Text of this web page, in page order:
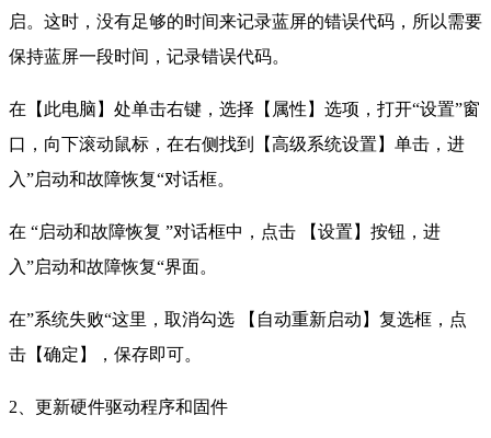
启。这时，没有足够的时间来记录蓝屏的错误代码，所以需要
保持蓝屏一段时间，记录错误代码。
在【此电脑】处单击右键，选择【属性】选项，打开“设置”窗
口，向下滚动鼠标，在右侧找到【高级系统设置】单击，进
入”启动和故障恢复“对话框。
在 “启动和故障恢复 ”对话框中，点击 【设置】按钮，进
入”启动和故障恢复“界面。
在”系统失败“这里，取消勾选 【自动重新启动】复选框，点
击【确定】，保存即可。
2、更新硬件驱动程序和固件